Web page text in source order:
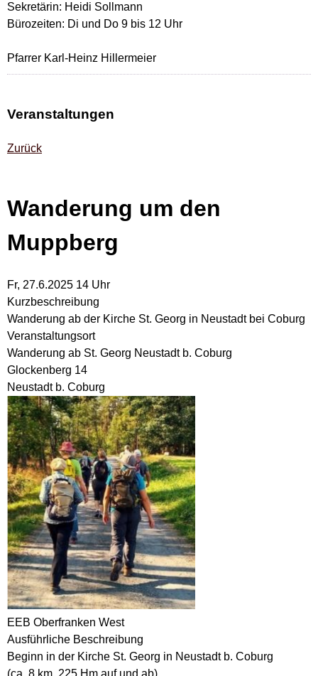
Sekretärin: Heidi Sollmann
Bürozeiten: Di und Do 9 bis 12 Uhr
Pfarrer Karl-Heinz Hillermeier
Veranstaltungen
Zurück
Wanderung um den
Muppberg
Fr, 27.6.2025 14 Uhr
Kurzbeschreibung
Wanderung ab der Kirche St. Georg in Neustadt bei Coburg
Veranstaltungsort
Wanderung ab St. Georg Neustadt b. Coburg
Glockenberg 14
Neustadt b. Coburg
EEB Oberfranken West
Ausführliche Beschreibung
Beginn in der Kirche St. Georg in Neustadt b. Coburg
(ca. 8 km, 225 Hm auf und ab)